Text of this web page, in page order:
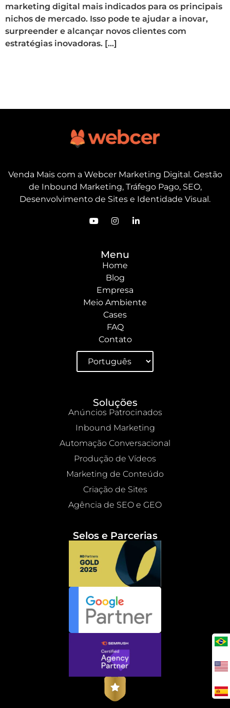
marketing digital mais indicados para os principais
nichos de mercado. Isso pode te ajudar a inovar,
surpreender e alcançar novos clientes com
estratégias inovadoras. […]
Venda Mais com a Webcer Marketing Digital. Gestão
de Inbound Marketing, Tráfego Pago, SEO,
Desenvolvimento de Sites e Identidade Visual.
Menu
Home
Blog
Empresa
Meio Ambiente
Cases
FAQ
Contato
Soluções
Anúncios Patrocinados
Inbound Marketing
Automação Conversacional
Produção de Vídeos
Marketing de Conteúdo
Criação de Sites
Agência de SEO e GEO
Selos e Parcerias